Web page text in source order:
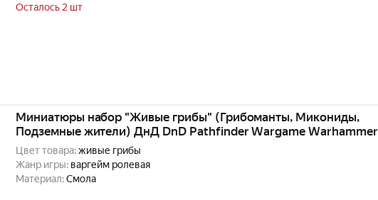
Осталось 2 шт
Миниатюры набор "Живые грибы" (Грибоманты, Микониды,
Подземные жители) ДнД DnD Pathfinder Wargame Warhammer
Варгейм Вархаммер НРИ
Цвет товара:живые грибы
Жанр игры: варгейм ролевая
Материал:Смола